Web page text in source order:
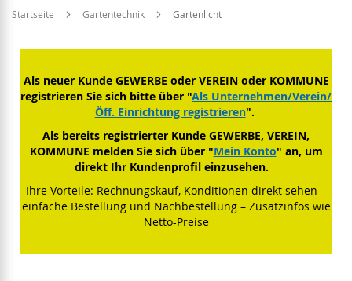
Startseite Gartentechnik Gartenlicht
Als neuer Kunde GEWERBE oder VEREIN oder KOMMUNE
registrieren Sie sich bitte über "Als Unternehmen/Verein/
Öff. Einrichtung registrieren".
Als bereits registrierter Kunde GEWERBE, VEREIN,
KOMMUNE melden Sie sich über "Mein Konto" an, um
direkt Ihr Kundenprofil einzusehen.
Ihre Vorteile: Rechnungskauf, Konditionen direkt sehen –
einfache Bestellung und Nachbestellung – Zusatzinfos wie
Netto-Preise